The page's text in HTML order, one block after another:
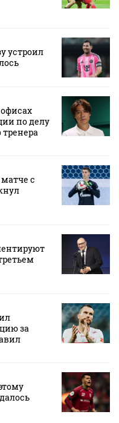
устроил
по делу
с
за